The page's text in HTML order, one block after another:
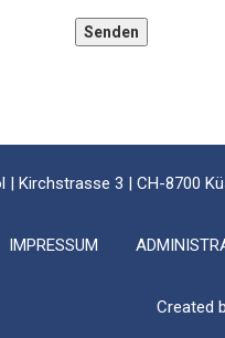
Kirchstrasse 3 | CH-8700
IMPRESSUM
Created